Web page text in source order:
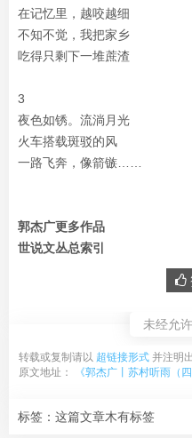
在记忆里，越咬越细
不知不觉，我把家乡
吃得只剩下一堆蔗渣
3
夜色如锈。流淌月光
火车搭载斑驳的风
一路飞奔，像箭镞……
郭杰广更多作品
世说文丛总索引
未经允
转载或复制请以 超链接形式 并注明
原文地址：
《郭杰广丨苏村听雨（四
标签：这篇文章木有标签